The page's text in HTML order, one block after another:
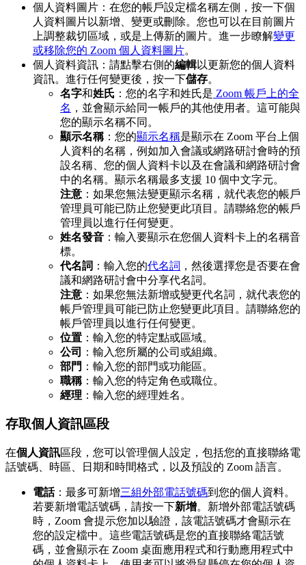
個人資料圖片：在您的帳戶設定檔名稱左側，按一下個
人資料圖片以新增、變更或刪除。您也可以在目前圖片
上調整裁切區域，或是上傳新的圖片。進一步瞭解變更
或移除您的 Zoom 個人資料圖片。
個人資料資訊：請點擊右側的編輯以更新您的個人資料
資訊。進行任何變更後，按一下儲存。
名字和姓氏 ：您的名字和姓氏是 Zoom 帳戶上的全
名 ，並會顯示給同一帳戶的其他使用者。這可能與
您的顯示名稱不同。
顯示名稱：您的顯示名稱是顯示在 Zoom 平台上個
人資料的名稱，例如加入會議或網路研討會時的預
設名稱、您的個人資料卡以及在會議和網路研討會
中的名稱。顯示名稱最多支援 10 個中文字元。
注意 ：如果您無法變更顯示名稱，就代表您的帳戶
管理員可能已防止您變更此項目。請聯絡您的帳戶
管理員以進行任何變更。
姓名發音 ：輸入要顯示在您個人資料卡上的名稱音
標。
代名詞 ：輸入您的代名詞 ，然後選擇您是否要在會
議和網路研討會中分享代名詞。
注意 ：如果您無法新增或變更代名詞，就代表您的
帳戶管理員可能已防止您變更此項目。請聯絡您的
帳戶管理員以進行任何變更。
位置 ：輸入您的特定點或區域。
公司
：輸入您所屬的公司或組織。
部門 ：輸入您的部門或功能區。
職稱：輸入您的特定角色或職位。
經理 ：輸入您的經理姓名。
存取個人資訊區段
在個人資訊區段，您可以管理個人設定，包括您的直接聯絡電
話號碼、時區、日期和時間格式，以及預設的 Zoom 語言。
電話：最多可新增三組外部電話號碼到您的個人資料。
若要新增電話號碼，請按一下新增。新增外部電話號碼
時，Zoom 會提示您加以驗證，該電話號碼才會顯示在
您的設定檔中。這些電話號碼是您的直接聯絡電話號
碼，並會顯示在 Zoom 桌面應用程式和行動應用程式中